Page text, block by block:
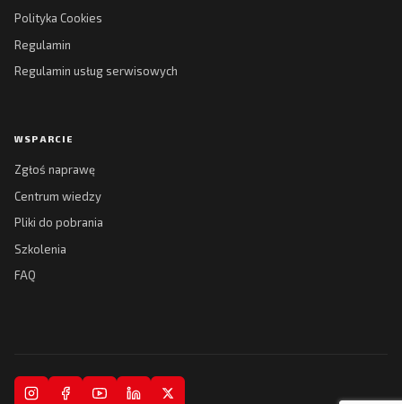
Polityka Cookies
Regulamin
Regulamin usług serwisowych
WSPARCIE
Zgłoś naprawę
Centrum wiedzy
Pliki do pobrania
Szkolenia
FAQ